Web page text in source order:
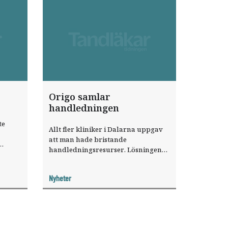
av
Origo samlar
handledningen
Allt fler kliniker i Dalarna uppgav
att man hade bristande
handledningsresurser. Lösningen
tandläkare inom Folktandvården
Dalarna.
Nyheter